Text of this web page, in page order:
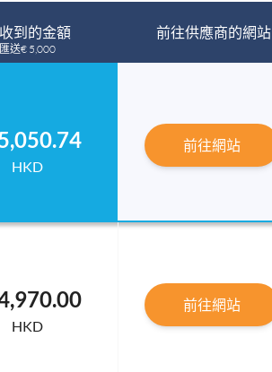
到的金額
匯送€ 5,000
前往供應商的網站
HKD
前往網站
HKD
前往網站